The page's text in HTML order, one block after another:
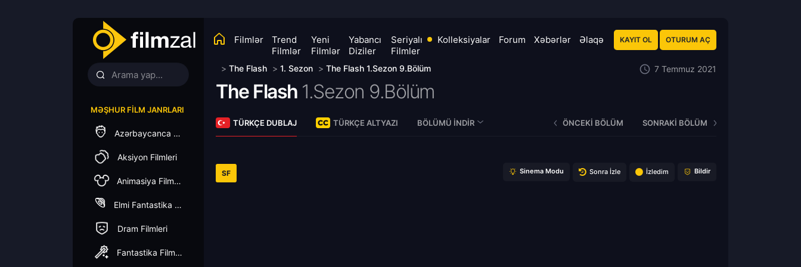
Filmlər
Trend
Filmlər
Yeni
Filmlər
Yabancı
Diziler
Seriyalı
Filmler
Kolleksiyalar Forum Xəbərlər Əlaqə KAYIT OL OTURUM AÇ
MƏŞHUR FILM JANRLARI
Azərbaycanca Dublaj
Aksiyon Filmleri
Animasiya Filmleri
Elmi Fantastika Filmleri
Dram Filmleri
Fantastika Filmleri
> The Flash > 1. Sezon > The Flash 1.Sezon 9.Bölüm 7 Temmuz 2021
The Flash 1.Sezon 9.Bölüm
TÜRKÇE DUBLAJ TÜRKÇE ALTYAZI BÖLÜMÜ İNDIR ÖNCEKI BÖLÜM SONRAKI BÖLÜM
SF Sinema Modu Sonra İzle İzledim Bildir